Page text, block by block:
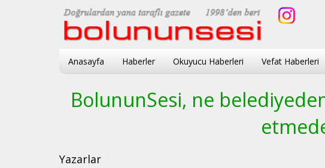
Anasayfa Haberler Okuyucu Haberleri Vefat Haberleri
BolununSesi, ne
Yazarlar